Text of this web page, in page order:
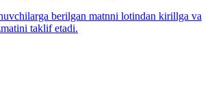
berilgan matnni lotindan kirillga va
taklif etadi.